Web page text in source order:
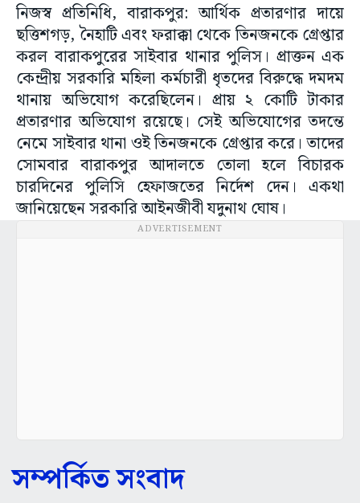
নিজস্ব প্রতিনিধি, বারাকপুর: আর্থিক প্রতারণার দায়ে
ছত্তিশগড়, নৈহাটি এবং ফরাক্কা থেকে তিনজনকে গ্রেপ্তার
করল বারাকপুরের সাইবার থানার পুলিস। প্রাক্তন এক
কেন্দ্রীয় সরকারি মহিলা কর্মচারী ধৃতদের বিরুদ্ধে দমদম
থানায় অভিযোগ করেছিলেন। প্রায় ২ কোটি টাকার
প্রতারণার অভিযোগ রয়েছে। সেই অভিযোগের তদন্তে
নেমে সাইবার থানা ওই তিনজনকে গ্রেপ্তার করে। তাদের
সোমবার বারাকপুর আদালতে তোলা হলে বিচারক
চারদিনের পুলিসি হেফাজতের নির্দেশ দেন। একথা
জানিয়েছেন সরকারি আইনজীবী যদুনাথ ঘোষ।
ADVERTISEMENT
সম্পর্কিত সংবাদ